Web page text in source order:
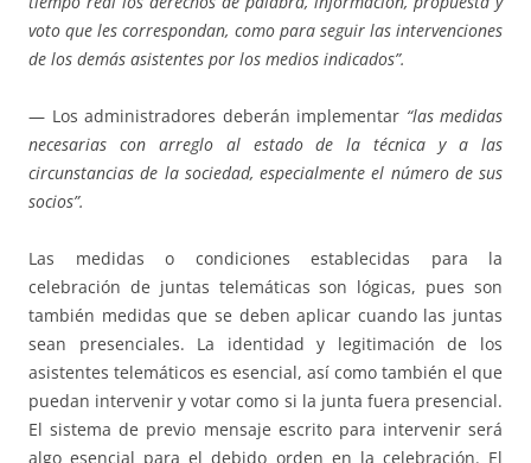
voto que les correspondan, como para seguir las intervenciones
de los demás asistentes por los medios indicados”.
— Los administradores deberán implementar “las medidas
necesarias con arreglo al estado de la técnica y a las
circunstancias de la sociedad, especialmente el número de sus
socios”.
Las medidas o condiciones establecidas para la
celebración de juntas telemáticas son lógicas, pues son
también medidas que se deben aplicar cuando las juntas
sean presenciales. La identidad y legitimación de los
asistentes telemáticos es esencial, así como también el que
puedan intervenir y votar como si la junta fuera presencial.
El sistema de previo mensaje escrito para intervenir será
algo esencial para el debido orden en la celebración. El